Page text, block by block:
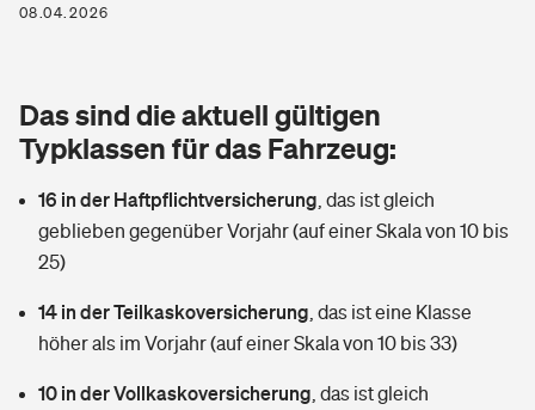
Zur Übersicht
Tools
Wer versichert was: Jetzt Versicherer finden
Sie haben Fragen?
Glasversicherung
Mietkautionsversicherung
Restkreditversicherung
Kinderunfall­ver­si­che­rung
Kinderinvalidität
Hundehalter-Haftpflicht
Private Krankenversicherung
Dread-Disease-Versicherung
Tierkrankenversicherung
Zur Übersicht
Tools
08.04.2026
Das sind die aktuell gültigen
Typklassen für das Fahrzeug:
16 in der Haftpflichtversicherung das ist gleich
geblieben gegenüber Vorjahr (auf einer Skala von 10 bis
25)
14 in der Teilkaskoversicherung das ist eine Klasse
höher als im Vorjahr (auf einer Skala von 10 bis 33)
10 in der Vollkaskoversicherung das ist gleich